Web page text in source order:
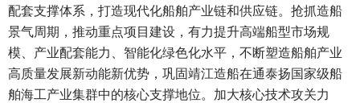
配套支撑体系，打造现代化船舶产业链和供应链。抢抓造船
景气周期，推动重点项目建设，有力提升高端船型市场规
模、产业配套能力、智能化绿色化水平，不断塑造船舶产业
高质量发展新动能新优势，巩固靖江造船在通泰扬国家级船
舶海工产业集群中的核心支撑地位。加大核心技术攻关力